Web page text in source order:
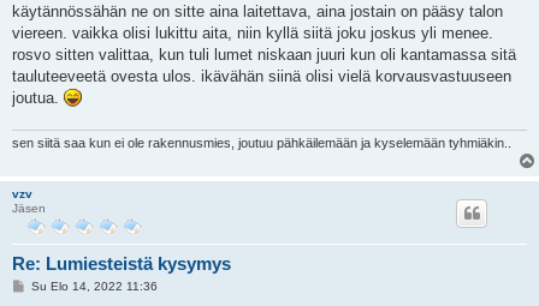
käytännössähän ne on sitte aina laitettava, aina jostain on pääsy talon
viereen. vaikka olisi lukittu aita, niin kyllä siitä joku joskus yli menee.
rosvo sitten valittaa, kun tuli lumet niskaan juuri kun oli kantamassa sitä
tauluteeveetä ovesta ulos. ikävähän siinä olisi vielä korvausvastuuseen
joutua.
sen siitä saa kun ei ole rakennusmies, joutuu pähkäilemään ja kyselemään tyhmiäkin..
vzv
Jäsen
Re: Lumiesteistä kysymys
VSu Elo 14, 2022 11:36